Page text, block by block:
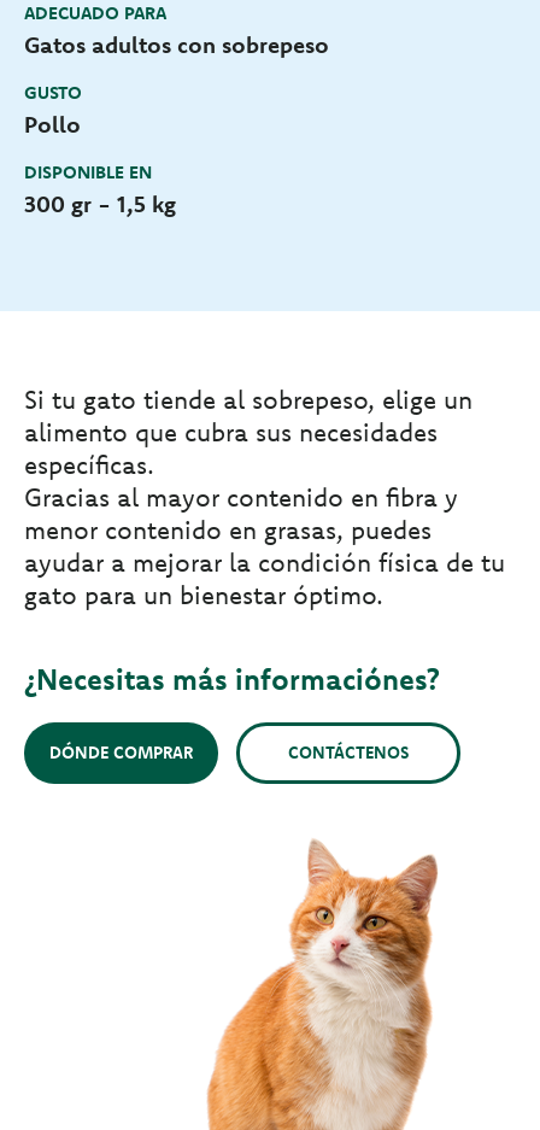
ADECUADO PARA
Gatos adultos con sobrepeso
GUSTO
Pollo
DISPONIBLE EN
300 gr - 1,5 kg
Si tu gato tiende al sobrepeso, elige un
alimento que cubra sus necesidades
específicas.
Gracias al mayor contenido en fibra y
menor contenido en grasas, puedes
ayudar a mejorar la condición física de tu
gato para un bienestar óptimo.
¿Necesitas más informaciónes?
DÓNDE COMPRAR CONTÁCTENOS